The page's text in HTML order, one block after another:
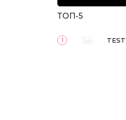
ТОП-5
1 TEST